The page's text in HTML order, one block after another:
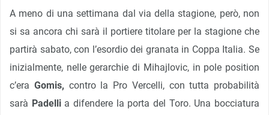
A meno di una settimana dal via della stagione, però, non
si sa ancora chi sarà il portiere titolare per la stagione che
partirà sabato, con l’esordio dei granata in Coppa Italia. Se
inizialmente, nelle gerarchie di Mihajlovic, in pole position
c’era Gomis, contro la Pro Vercelli, con tutta probabilità
sarà Padellia difendere la porta del Toro. Una bocciatura